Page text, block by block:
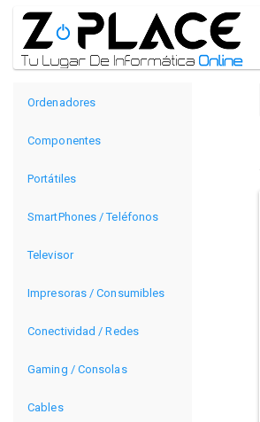
Ordenadores
Componentes
Portátiles
SmartPhones / Teléfonos
Televisor
Impresoras / Consumibles
Conectividad / Redes
Gaming / Consolas
Cables